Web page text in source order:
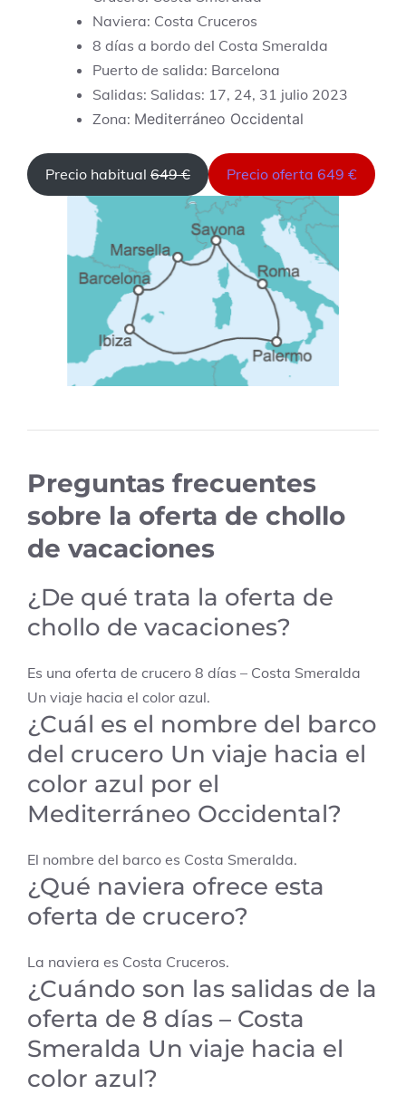
Naviera: Costa Cruceros
8 días a bordo del Costa Smeralda
Puerto de salida: Barcelona
Salidas: Salidas: 17, 24, 31 julio 2023
Zona: Mediterráneo Occidental
Precio habitual 649 € Precio oferta 649 €
Preguntas frecuentes
sobre la oferta de chollo
de vacaciones
¿De qué trata la oferta de
chollo de vacaciones?
Es una oferta de crucero 8 días – Costa Smeralda
Un viaje hacia el color azul.
¿Cuál es el nombre del barco
del crucero Un viaje hacia el
color azul por el
Mediterráneo Occidental?
El nombre del barco es Costa Smeralda.
¿Qué naviera ofrece esta
oferta de crucero?
La naviera es Costa Cruceros.
¿Cuándo son las salidas de la
oferta de 8 días – Costa
Smeralda Un viaje hacia el
color azul?